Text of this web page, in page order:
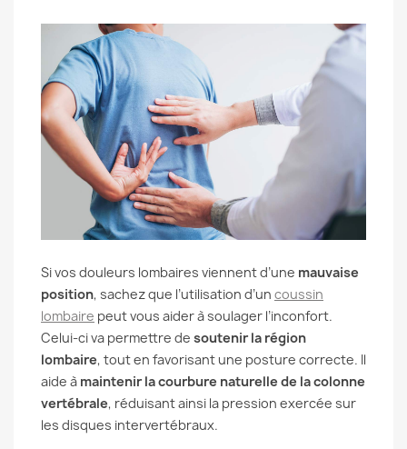
Si vos douleurs lombaires viennent d’une mauvaise
position, sachez que l’utilisation d’un coussin
lombaire peut vous aider à soulager l’inconfort.
Celui-ci va permettre de soutenir la région
lombaire, tout en favorisant une posture correcte. Il
aide à maintenir la courbure naturelle de la colonne
vertébrale, réduisant ainsi la pression exercée sur
les disques intervertébraux.